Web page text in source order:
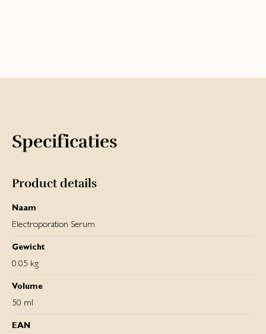
Specificaties
Product details
Naam
Electroporation Serum
Gewicht
0.05 kg
Volume
50 ml
EAN